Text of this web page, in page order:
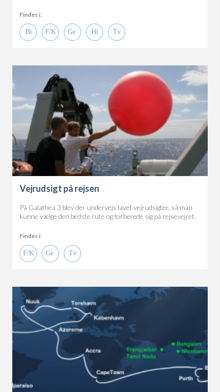
Findes i:
Vejrudsigt på rejsen
På Galathea 3 blev der undervejs lavet vejrudsigter, så man
kunne vælge den bedste rute og forberede sig på rejsevejret.
Findes i: